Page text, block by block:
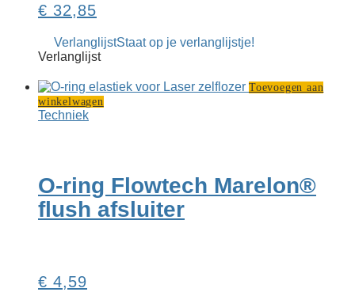
€ 32,85
VerlanglijstStaat op je verlanglijstje!
Verlanglijst
Toevoegen aan
winkelwagen
Techniek
O-ring Flowtech Marelon®
flush afsluiter
€ 4,59